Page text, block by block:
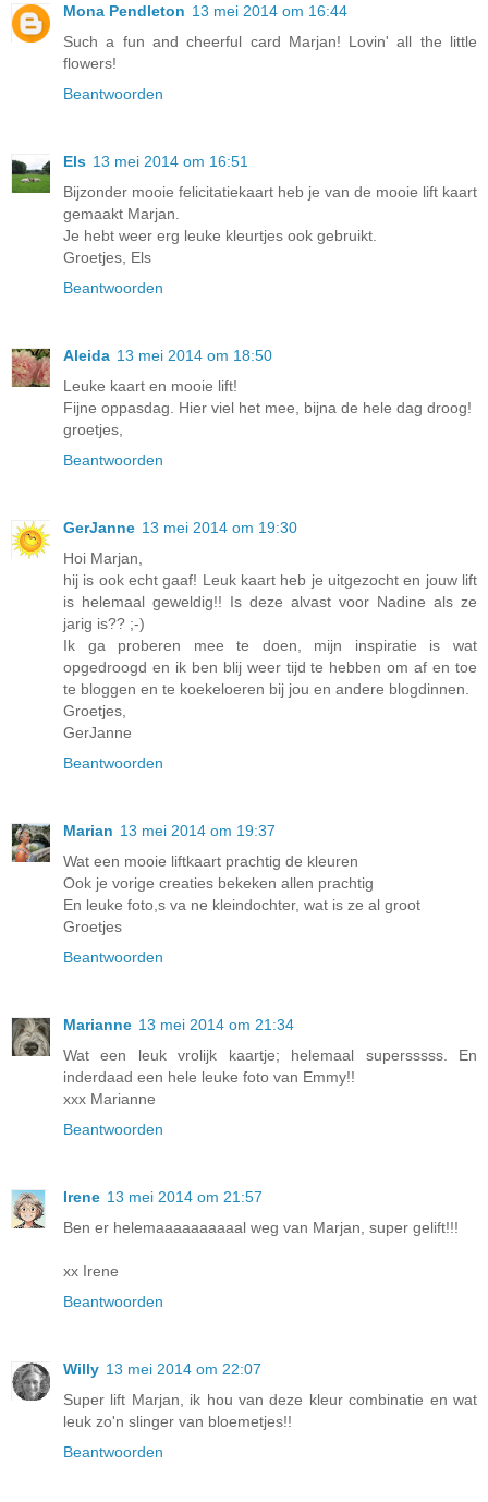
Mona Pendleton 13 mei 2014 om 16:44
Such a fun and cheerful card Marjan! Lovin' all the little
flowers!
Beantwoorden
Els 13 mei 2014 om 16:51
Bijzonder mooie felicitatiekaart heb je van de mooie lift kaart
gemaakt Marjan.
Je hebt weer erg leuke kleurtjes ook gebruikt.
Groetjes, Els
Beantwoorden
Aleida 13 mei 2014 om 18:50
Leuke kaart en mooie lift!
Fijne oppasdag. Hier viel het mee, bijna de hele dag droog!
groetjes,
Beantwoorden
GerJanne 13 mei 2014 om 19:30
Hoi Marjan,
hij is ook echt gaaf! Leuk kaart heb je uitgezocht en jouw lift
is helemaal geweldig!! Is deze alvast voor Nadine als ze
jarig is?? ;-)
Ik ga proberen mee te doen, mijn inspiratie is wat
opgedroogd en ik ben blij weer tijd te hebben om af en toe
te bloggen en te koekeloeren bij jou en andere blogdinnen.
Groetjes,
GerJanne
Beantwoorden
Marian 13 mei 2014 om 19:37
Wat een mooie liftkaart prachtig de kleuren
Ook je vorige creaties bekeken allen prachtig
En leuke foto,s va ne kleindochter, wat is ze al groot
Groetjes
Beantwoorden
Marianne 13 mei 2014 om 21:34
Wat een leuk vrolijk kaartje; helemaal supersssss. En
inderdaad een hele leuke foto van Emmy!!
xxx Marianne
Beantwoorden
Irene 13 mei 2014 om 21:57
Ben er helemaaaaaaaaaal weg van Marjan, super gelift!!!
xx Irene
Beantwoorden
Willy 13 mei 2014 om 22:07
Super lift Marjan, ik hou van deze kleur combinatie en wat
leuk zo'n slinger van bloemetjes!!
Beantwoorden